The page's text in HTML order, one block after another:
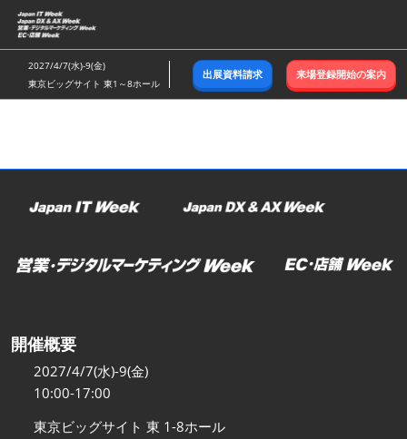
ス
キ
ッ
し
む
2027/4/7(水)-9(金)
東京ビッグサイト 東1～8ホール
出展資料請求 来場登録開始の案内
開催概要
2027/4/7(水)-9(金)
10:00-17:00
東京ビッグサイト 東 1-8ホール